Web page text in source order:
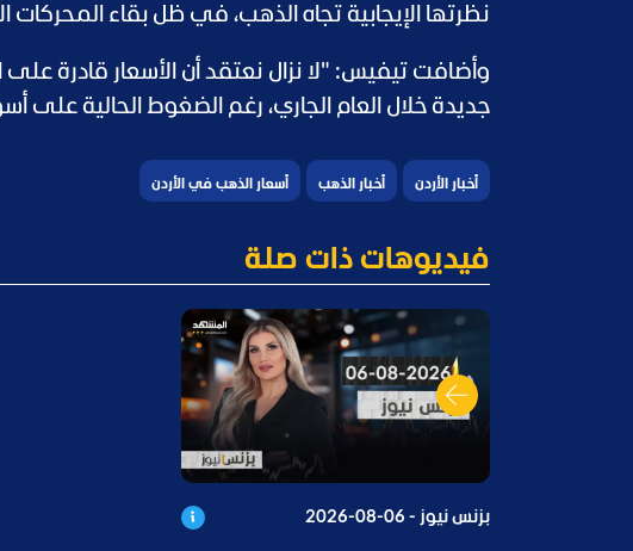
نظرتها الإيجابية تجاه الذهب، في ظل بقاء المحركات
وأضافت تيفيس: "لا نزال نعتقد أن الأسعار قادرة
جديدة خلال العام الجاري، رغم الضغوط الحالية على
أخبار الأردن أخبار الذهب أسعار الذهب في الأردن
فيديوهات ذات صلة
بزنس نيوز - 06-08-2026